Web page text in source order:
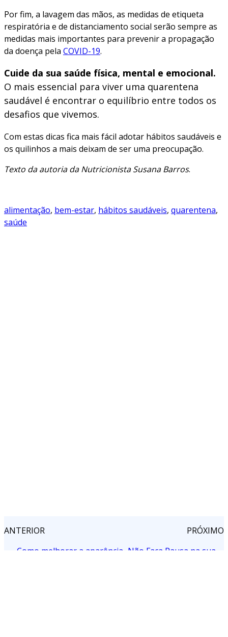
Por fim, a lavagem das mãos, as medidas de etiqueta
respiratória e de distanciamento social serão sempre as
medidas mais importantes para prevenir a propagação
da doença pela COVID-19.
Cuide da sua saúde física, mental e emocional.
O mais essencial para viver uma quarentena
saudável é encontrar o equilíbrio entre todos os
desafios que vivemos.
Com estas dicas fica mais fácil adotar hábitos saudáveis e
os quilinhos a mais deixam de ser uma preocupação.
Texto da autoria da Nutricionista Susana Barros.
alimentação, bem-estar, hábitos saudáveis, quarentena
saúde
ANTERIOR
Como melhorar a aparência
PRÓXIMO
Não Faça Pausa na sua